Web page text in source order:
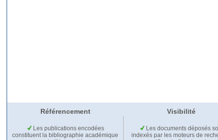
Référencement Visibilité
Les publications encodées
constituent la bibliographie académique
Les documents déposés
indexés par les moteurs de